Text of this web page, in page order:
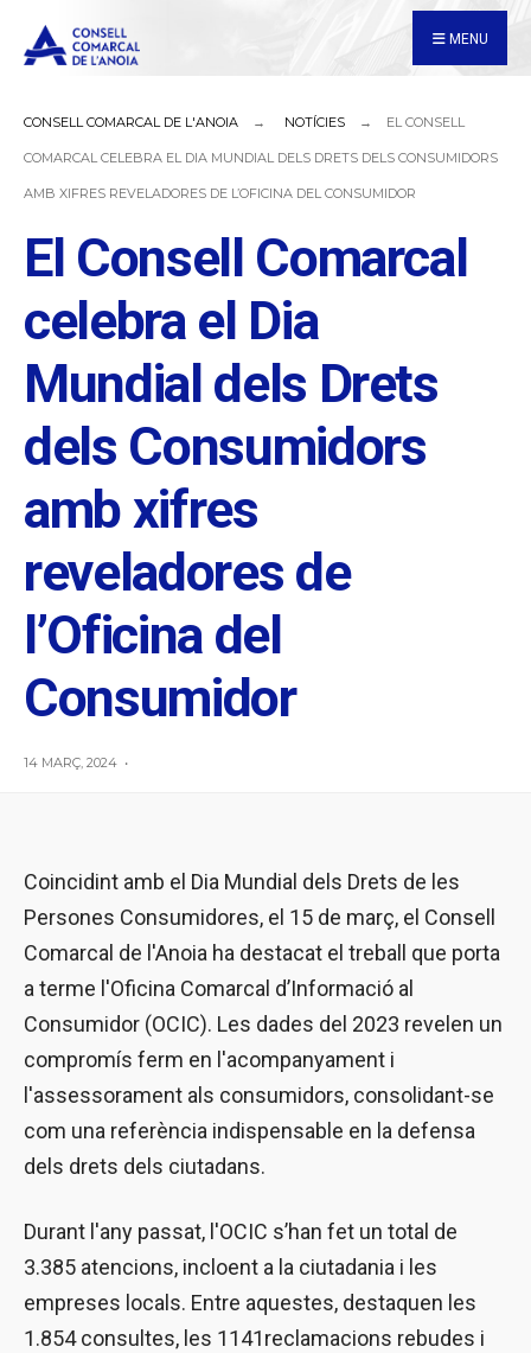
MENU
CONSELL COMARCAL DE L'ANOIA NOTÍCIES EL CONSELL
COMARCAL CELEBRA EL DIA MUNDIAL DELS DRETS DELS CONSUMIDORS
AMB XIFRES REVELADORES DE L’OFICINA DEL CONSUMIDOR
El Consell Comarcal
celebra el Dia
Mundial dels Drets
dels Consumidors
amb xifres
reveladores de
l’Oficina del
Consumidor
14 MARÇ, 2024 •
Coincidint amb el Dia Mundial dels Drets de les
Persones Consumidores, el 15 de març, el Consell
Comarcal de l'Anoia ha destacat el treball que porta
a terme l'Oficina Comarcal d’Informació al
Consumidor (OCIC). Les dades del 2023 revelen un
compromís ferm en l'acompanyament i
l'assessorament als consumidors, consolidant-se
com una referència indispensable en la defensa
dels drets dels ciutadans.
Durant l'any passat, l'OCIC s’han fet un total de
3.385 atencions, incloent a la ciutadania i les
empreses locals. Entre aquestes, destaquen les
1.854 consultes, les 1141reclamacions rebudes i